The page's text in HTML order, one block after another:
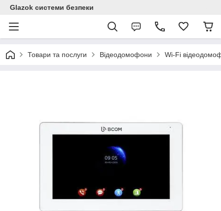
Glazok системи безпеки
Товари та послуги Відеодомофони Wi-Fi